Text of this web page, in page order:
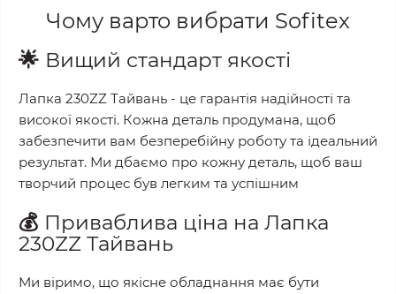
Чому варто вибрати Sofitex
🌟 Вищий стандарт якості
Лапка 230ZZ Тайвань - це гарантія надійності та
високої якості. Кожна деталь продумана, щоб
забезпечити вам безперебійну роботу та ідеальний
результат. Ми дбаємо про кожну деталь, щоб ваш
творчий процес був легким та успішним
💰 Приваблива ціна на Лапка
230ZZ Тайвань
Ми віримо, що якісне обладнання має бути